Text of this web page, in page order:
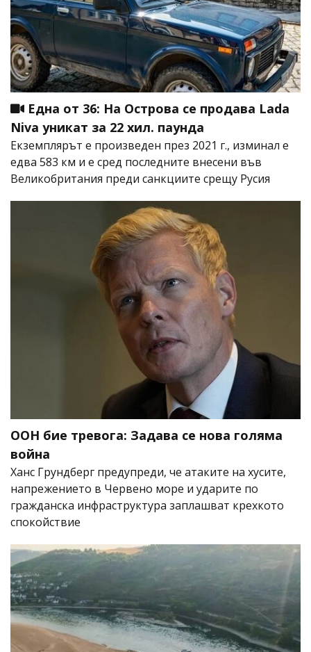
Една от 36: На Острова се продава Lada
Niva уникат за 22 хил. паунда
Екземплярът е произведен през 2021 г., изминал е
едва 583 км и е сред последните внесени във
Великобритания преди санкциите срещу Русия
ООН бие тревога: Задава се нова голяма
война
Ханс Грундберг предупреди, че атаките на хусите,
напрежението в Червено море и ударите по
гражданска инфраструктура заплашват крехкото
спокойствие